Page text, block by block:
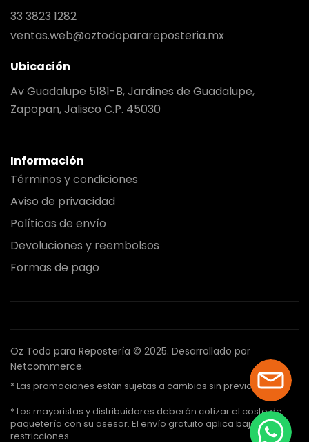
33 3823 1282
ventas.web@oztodoparareposteria.mx
Ubicación
Av Guadalupe 5181-B, Jardines de Guadalupe,
Zapopan, Jalisco C.P. 45030
Información
Términos y condiciones
Aviso de privacidad
Políticas de envío
Devoluciones y reembolsos
Formas de pago
Oz Todo para Repostería © 2025. Desarrollado por
Netcommerce.
* Las promociones están sujetas a cambios sin previo aviso.
* Los mayoristas y distribuidores deberán cotizar el costo de
paquetería con su asesor. El envío gratuito aplica bajo ciertas
restricciones.